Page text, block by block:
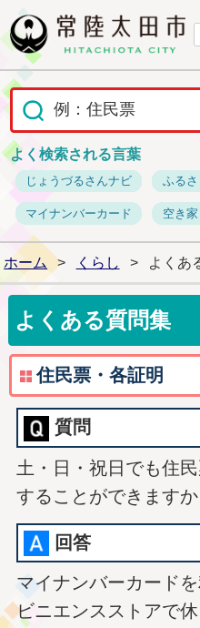
よく検索される言葉
じょうづるさんナビ ふる
マイナンバーカード 空き
ホーム > くらし > よくあ
よくある質問集
住民票・各証明
質問
土・日・祝日でも住
することができますか
回答
マイナンバーカード
ビニエンスストアで